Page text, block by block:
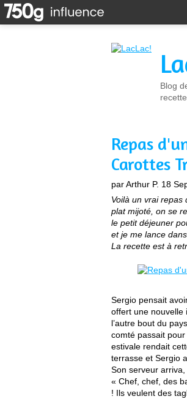
Blog
Repas
Carottes
par Arthur P. 18
Voilà un vrai repas
plat mijoté, on se
le petit déjeuner
et je me lance
La recette est à
Sergio pensait
offert une nouvelle
l’autre bout du
comté passait pour
estivale rendait
terrasse et Sergio
Son serveur
« Chef, chef, des
! Ils veulent des